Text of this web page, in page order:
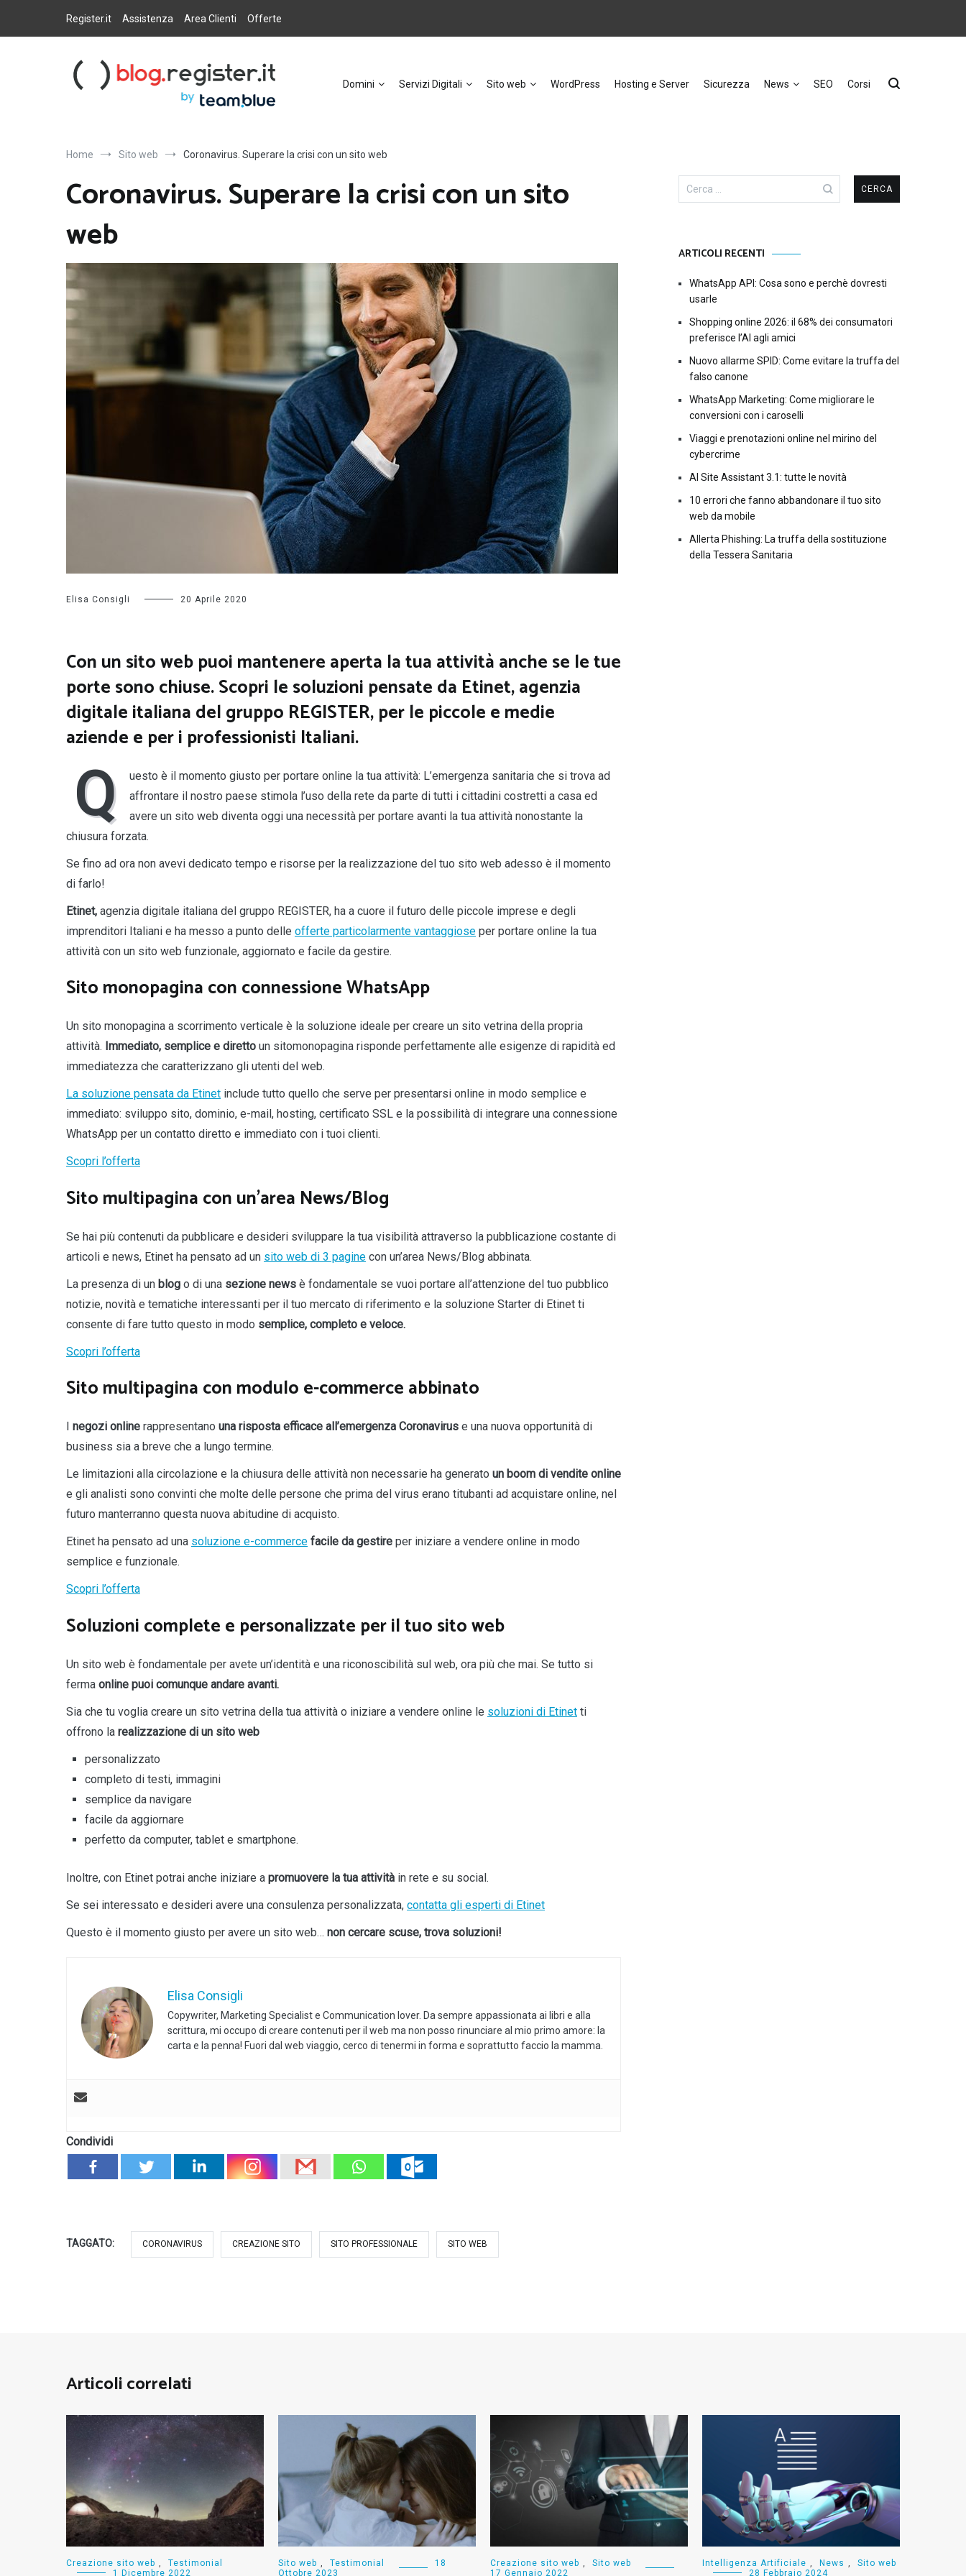
contenuto
Register.it Assistenza Area Clienti Offerte
Domini Servizi Digitali Sito web WordPress Hosting e Server Sicurezza News SEO Corsi
Home Sito web Coronavirus. Superare la crisi con un sito web
Coronavirus. Superare la crisi con un sito
web
Elisa Consigli 20 Aprile 2020
Con un sito web puoi mantenere aperta la tua attività anche se le tue
porte sono chiuse. Scopri le soluzioni pensate da Etinet, agenzia
digitale italiana del gruppo REGISTER, per le piccole e medie
aziende e per i professionisti Italiani.
Q
uesto è il momento giusto per portare online la tua attività: L’emergenza sanitaria che si trova ad
affrontare il nostro paese stimola l’uso della rete da parte di tutti i cittadini costretti a casa ed
avere un sito web diventa oggi una necessità per portare avanti la tua attività nonostante la
chiusura forzata.
Se fino ad ora non avevi dedicato tempo e risorse per la realizzazione del tuo sito web adesso è il momento
di farlo!
Etinet, agenzia digitale italiana del gruppo REGISTER, ha a cuore il futuro delle piccole imprese e degli
imprenditori Italiani e ha messo a punto delle offerte particolarmente vantaggiose per portare online la tua
attività con un sito web funzionale, aggiornato e facile da gestire.
Sito monopagina con connessione WhatsApp
Un sito monopagina a scorrimento verticale è la soluzione ideale per creare un sito vetrina della propria
attività. Immediato, semplice e diretto un sitomonopagina risponde perfettamente alle esigenze di rapidità ed
immediatezza che caratterizzano gli utenti del web.
La soluzione pensata da Etinet include tutto quello che serve per presentarsi online in modo semplice e
immediato: sviluppo sito, dominio, e-mail, hosting, certificato SSL e la possibilità di integrare una connessione
WhatsApp per un contatto diretto e immediato con i tuoi clienti.
Scopri l’offerta
Sito multipagina con un’area News/Blog
Se hai più contenuti da pubblicare e desideri sviluppare la tua visibilità attraverso la pubblicazione costante di
articoli e news, Etinet ha pensato ad un sito web di 3 pagine con un’area News/Blog abbinata.
La presenza di un blog o di una sezione news è fondamentale se vuoi portare all’attenzione del tuo pubblico
notizie, novità e tematiche interessanti per il tuo mercato di riferimento e la soluzione Starter di Etinet ti
consente di fare tutto questo in modo semplice, completo e veloce.
Scopri l’offerta
Sito multipagina con modulo e-commerce abbinato
I negozi online rappresentano una risposta efficace all’emergenza Coronavirus e una nuova opportunità di
business sia a breve che a lungo termine.
Le limitazioni alla circolazione e la chiusura delle attività non necessarie ha generato un boom di vendite online
e gli analisti sono convinti che molte delle persone che prima del virus erano titubanti ad acquistare online, nel
futuro manterranno questa nuova abitudine di acquisto.
Etinet ha pensato ad una soluzione e-commerce facile da gestire per iniziare a vendere online in modo
semplice e funzionale.
Scopri l’offerta
Soluzioni complete e personalizzate per il tuo sito web
Un sito web è fondamentale per avete un’identità e una riconoscibilità sul web, ora più che mai. Se tutto si
ferma online puoi comunque andare avanti.
Sia che tu voglia creare un sito vetrina della tua attività o iniziare a vendere online le soluzioni di Etinet ti
offrono la realizzazione di un sito web
personalizzato
completo di testi, immagini
semplice da navigare
facile da aggiornare
perfetto da computer, tablet e smartphone.
Inoltre, con Etinet potrai anche iniziare a promuovere la tua attività in rete e su social.
Se sei interessato e desideri avere una consulenza personalizzata, contatta gli esperti di Etinet
Questo è il momento giusto per avere un sito web… non cercare scuse, trova soluzioni!
Elisa Consigli
Copywriter, Marketing Specialist e Communication lover. Da sempre appassionata ai libri e alla
scrittura, mi occupo di creare contenuti per il web ma non posso rinunciare al mio primo amore: la
carta e la penna! Fuori dal web viaggio, cerco di tenermi in forma e soprattutto faccio la mamma.
Condividi
TAGGATO: CORONAVIRUS CREAZIONE SITO SITO PROFESSIONALE SITO WEB
Ricerca
per:
ARTICOLI RECENTI
WhatsApp API: Cosa sono e perchè dovresti
usarle
Shopping online 2026: il 68% dei consumatori
preferisce l’AI agli amici
Nuovo allarme SPID: Come evitare la truffa del
falso canone
WhatsApp Marketing: Come migliorare le
conversioni con i caroselli
Viaggi e prenotazioni online nel mirino del
cybercrime
AI Site Assistant 3.1: tutte le novità
10 errori che fanno abbandonare il tuo sito
web da mobile
Allerta Phishing: La truffa della sostituzione
della Tessera Sanitaria
Articoli correlati
Creazione sito web ,
Testimonial
1 Dicembre 2022
Sito web , Testimonial
18
Ottobre 2023
Creazione sito web ,
Sito web
17 Gennaio 2022
Intelligenza Artificiale , News ,
Sito web
28 Febbraio 2024